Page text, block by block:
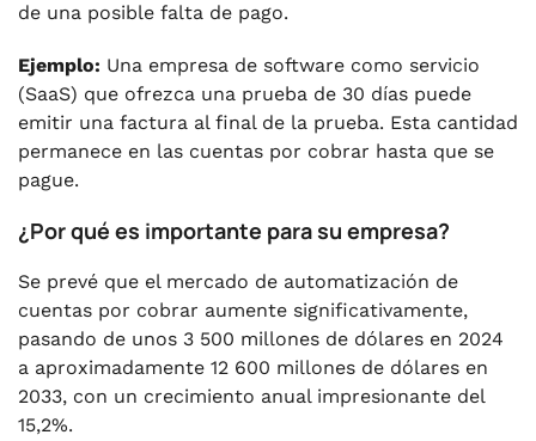
de una posible falta de pago.
Ejemplo: Una empresa de software como servicio
(SaaS) que ofrezca una prueba de 30 días puede
emitir una factura al final de la prueba. Esta cantidad
permanece en las cuentas por cobrar hasta que se
pague.
¿Por qué es importante para su empresa?
Se prevé que el mercado de automatización de
cuentas por cobrar aumente significativamente,
pasando de unos 3 500 millones de dólares en 2024
a aproximadamente 12 600 millones de dólares en
2033, con un crecimiento anual impresionante del
15,2%.